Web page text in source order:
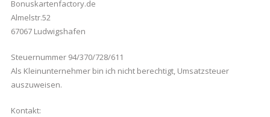
Bonuskartenfactory.de
Almelstr.52
67067 Ludwigshafen
Steuernummer 94/370/728/611
Als Kleinunternehmer bin ich nicht berechtigt, Umsatzsteuer
auszuweisen.
Kontakt: